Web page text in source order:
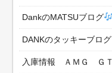
DankのMATSUブログ
DANKのタッキーブログ
入庫情報 ＡＭＧ Ｇ